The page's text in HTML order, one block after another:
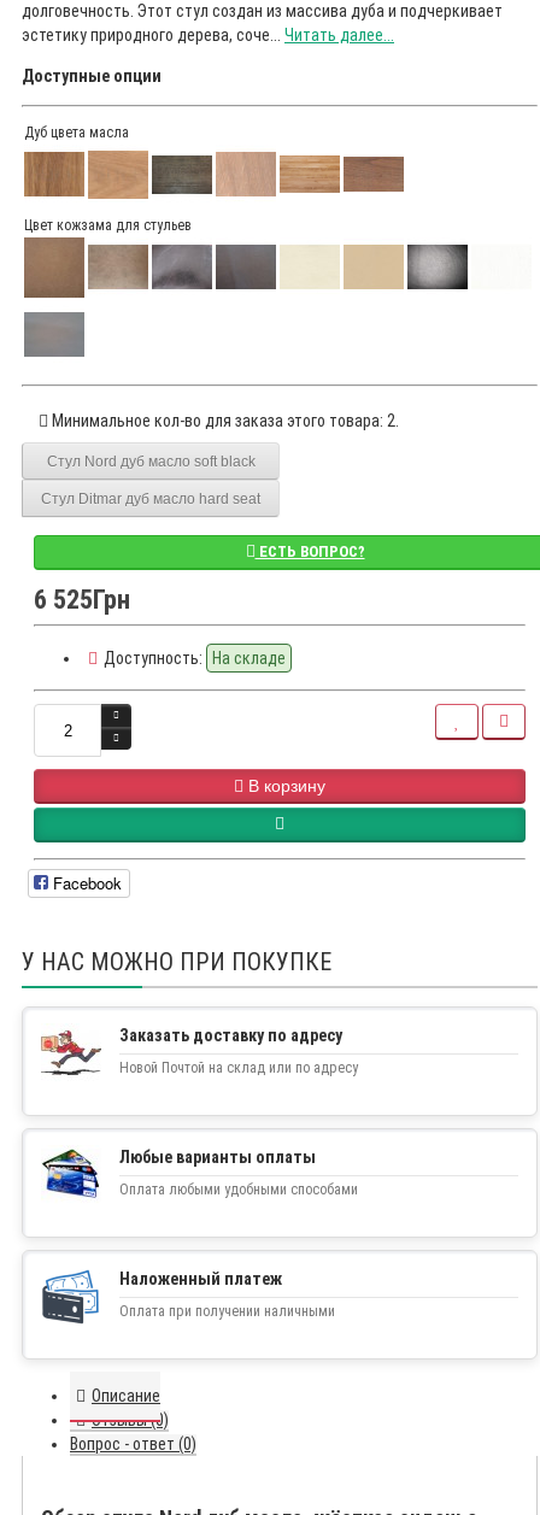
долговечность. Этот стул создан из массива дуба и подчеркивает
эстетику природного дерева, соче... Читать далее...
Доступные опции
Дуб цвета масла
Цвет кожзама для стульев
Минимальное кол-во для заказа этого товара: 2.
Стул Nord дуб масло soft black
Стул Ditmar дуб масло hard seat
ЕСТЬ ВОПРОС?
6 525Грн
Доступность: На складе
В корзину
Facebook
У НАС МОЖНО ПРИ ПОКУПКЕ
Заказать доставку по адресу
Новой Почтой на склад или по адресу
Любые варианты оплаты
Оплата любыми удобными способами
Наложенный платеж
Оплата при получении наличными
Описание
Отзывы (0)
Вопрос - ответ (0)